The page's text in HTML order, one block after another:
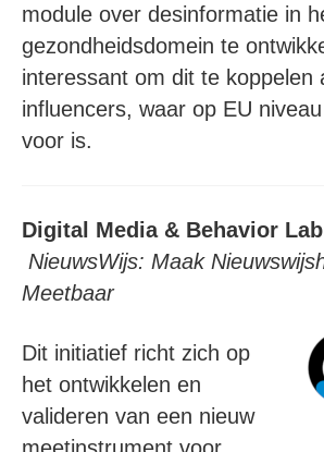
module over desinformatie in
gezondheidsdomein te
interessant om dit te koppelen
influencers, waar op EU
voor is.
Digital Media & Behavior Lab
NieuwsWijs: Maak
Meetbaar
Dit initiatief richt zich op
het ontwikkelen en
valideren van een nieuw